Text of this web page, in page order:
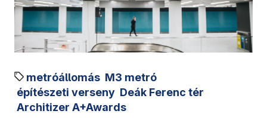
metróállomás M3 metró
építészeti verseny Deák Ferenc tér
Architizer A+Awards